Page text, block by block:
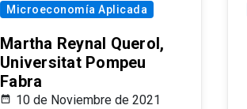
Microeconomía Aplicada
Martha Reynal Querol,
Universitat Pompeu
Fabra
10 de Noviembre de 2021